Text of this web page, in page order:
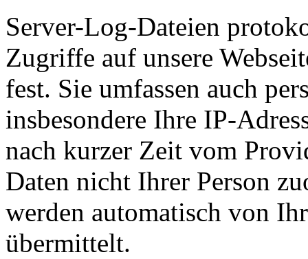
Server-Log-Dateien
Zugriffe auf unsere
fest. Sie umfassen auch
insbesondere Ihre IP-
nach kurzer Zeit vom
Daten nicht Ihrer Person
werden automatisch von
übermittelt.